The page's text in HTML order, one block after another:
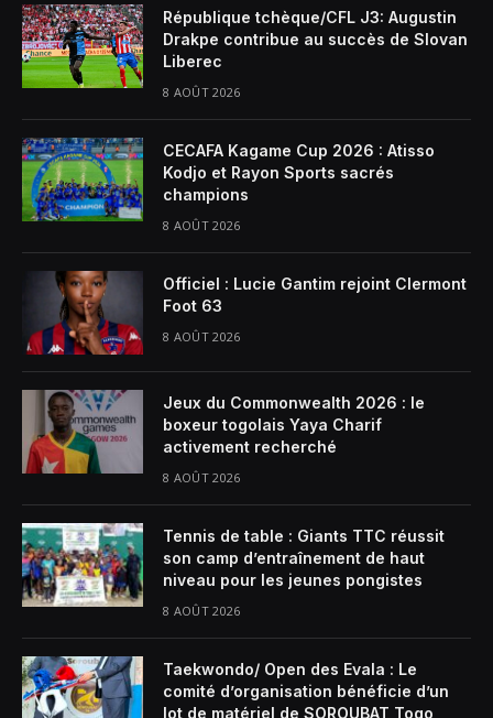
République tchèque/CFL J3: Augustin
Drakpe contribue au succès de Slovan
Liberec
8 AOÛT 2026
CECAFA Kagame Cup 2026 : Atisso
Kodjo et Rayon Sports sacrés
champions
8 AOÛT 2026
Officiel : Lucie Gantim rejoint Clermont
Foot 63
8 AOÛT 2026
Jeux du Commonwealth 2026 : le
boxeur togolais Yaya Charif
activement recherché
8 AOÛT 2026
Tennis de table : Giants TTC réussit
son camp d’entraînement de haut
niveau pour les jeunes pongistes
8 AOÛT 2026
Taekwondo/ Open des Evala : Le
comité d’organisation bénéficie d’un
lot de matériel de SOROUBAT Togo